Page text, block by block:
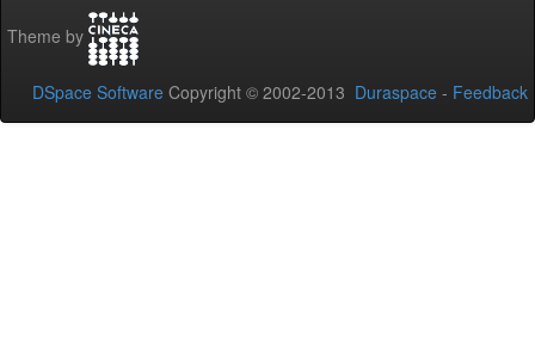
Theme by
DSpace Software Copyright © 2002-2013 Duraspace - Feedback